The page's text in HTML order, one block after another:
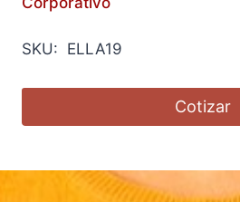
SKU: ELLA19
Cotizar